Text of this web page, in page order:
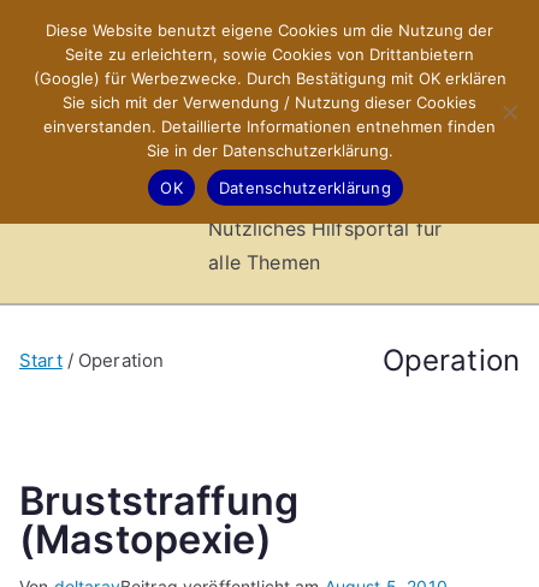
springen
X-Sites.de
–
Hilfsportal
Nützliches Hilfsportal für
alle Themen
Operation
Start Operation
Bruststraffung
(Mastopexie)
Diese Website benutzt eigene Cookies um die Nutzung der
Seite zu erleichtern, sowie Cookies von Drittanbietern
(Google) für Werbezwecke. Durch Bestätigung mit OK erklären
Sie sich mit der Verwendung / Nutzung dieser Cookies
einverstanden. Detaillierte Informationen entnehmen finden
Sie in der Datenschutzerklärung.
OK
Datenschutzerklärung